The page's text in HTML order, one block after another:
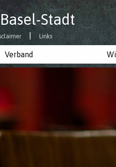
Stadt
Links
Verband